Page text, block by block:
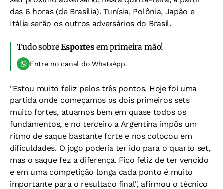
das 6 horas (de Brasília). Tunísia, Polônia, Japão e
Itália serão os outros adversários do Brasil.
Tudo sobreEsportesem primeira mão!
Entre no canal do WhatsApp.
"Estou muito feliz pelos três pontos. Hoje foi uma
partida onde começamos os dois primeiros sets
muito fortes, atuamos bem em quase todos os
fundamentos, e no terceiro a Argentina impôs um
ritmo de saque bastante forte e nos colocou em
dificuldades. O jogo poderia ter ido para o quarto set,
mas o saque fez a diferença. Fico feliz de ter vencido
e em uma competição longa cada ponto é muito
importante para o resultado final", afirmou o técnico